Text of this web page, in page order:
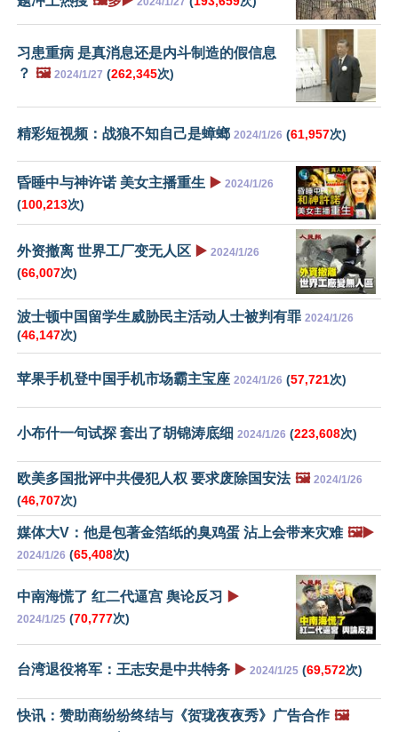
习患重病 是真消息还是内斗制造的假信息
？ 🖼️ 2024/1/27 (262,345次)
精彩短视频：战狼不知自己是蟑螂 2024/1/26 (61,957次)
昏睡中与神许诺 美女主播重生 ▶️ 2024/1/26
(100,213次)
外资撤离 世界工厂变无人区 ▶️ 2024/1/26
(66,007次)
波士顿中国留学生威胁民主活动人士被判有罪 2024/1/26
(46,147次)
苹果手机登中国手机市场霸主宝座 2024/1/26 (57,721次)
小布什一句试探 套出了胡锦涛底细 2024/1/26 (223,608次)
欧美多国批评中共侵犯人权 要求废除国安法 🖼️ 2024/1/26
(46,707次)
媒体大V：他是包著金箔纸的臭鸡蛋 沾上会带来灾难 🖼️▶️
2024/1/26 (65,408次)
中南海慌了 红二代逼宫 舆论反习 ▶️
2024/1/25 (70,777次)
台湾退役将军：王志安是中共特务 ▶️ 2024/1/25 (69,572次)
快讯：赞助商纷纷终结与《贺珑夜夜秀》广告合作 🖼️